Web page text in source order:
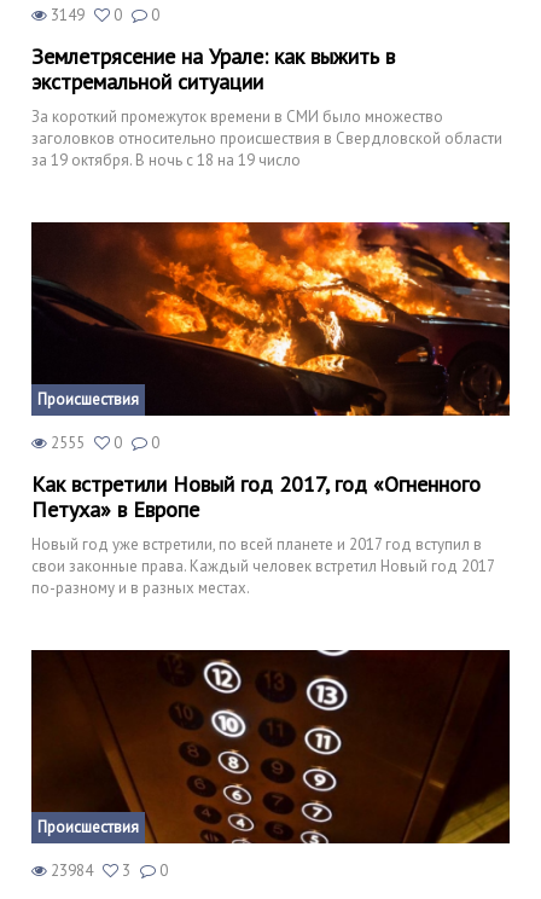
3149 0 0
Землетрясение на Урале: как выжить в
экстремальной ситуации
За короткий промежуток времени в СМИ было множество
заголовков относительно происшествия в Свердловской области
за 19 октября. В ночь с 18 на 19 число
Происшествия
2555 0 0
Как встретили Новый год 2017, год «Огненного
Петуха» в Европе
Новый год уже встретили, по всей планете и 2017 год вступил в
свои законные права. Каждый человек встретил Новый год 2017
по-разному и в разных местах.
Происшествия
23984 3 0